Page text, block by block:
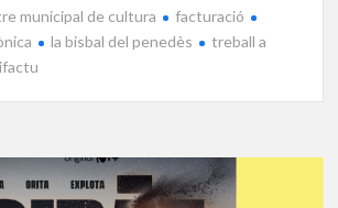
municipal de cultura
facturació
la bisbal del penedès
treball a